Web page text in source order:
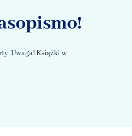
Uwaga! Książki w